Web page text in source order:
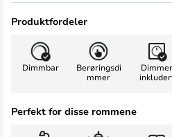
Produktfordeler
Dimmbar
Berøringsdi
mmer
Dimmer
Perfekt for disse rommene